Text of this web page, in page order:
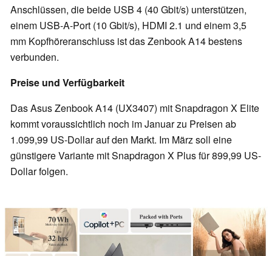
Anschlüssen, die beide USB 4 (40 Gbit/s) unterstützen,
einem USB-A-Port (10 Gbit/s), HDMI 2.1 und einem 3,5
mm Kopfhöreranschluss ist das Zenbook A14 bestens
verbunden.
Preise und Verfügbarkeit
Das Asus Zenbook A14 (UX3407) mit Snapdragon X Elite
kommt voraussichtlich noch im Januar zu Preisen ab
1.099,99 US-Dollar auf den Markt. Im März soll eine
günstigere Variante mit Snapdragon X Plus für 899,99 US-
Dollar folgen.